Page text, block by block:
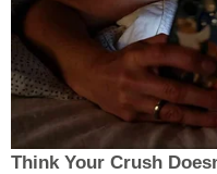
Think Your Crush